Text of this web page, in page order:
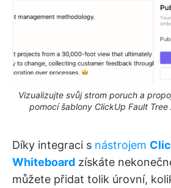
Vizualizujte svůj strom poruch a
pomocí šablony ClickUp Fault Tree
Díky integraci s nástrojem
Whiteboard získáte
můžete přidat tolik úrovní,